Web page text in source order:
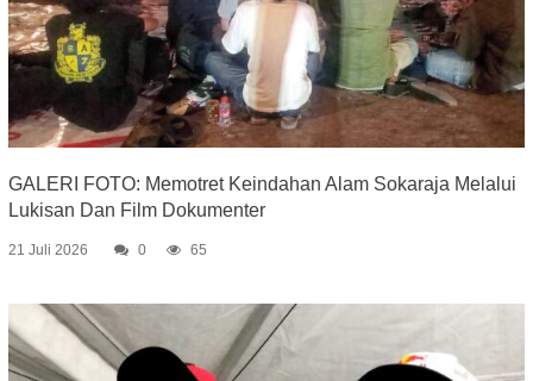
GALERI FOTO: Memotret Keindahan Alam Sokaraja Melalui
Lukisan Dan Film Dokumenter
21 Juli 2026 0 65